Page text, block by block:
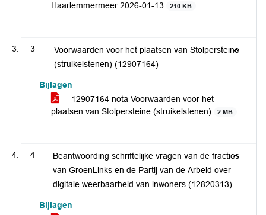
Haarlemmermeer 2026-01-13
210 KB
3
Voorwaarden voor het plaatsen van Stolpersteine
(struikelstenen) (12907164)
Bijlagen
12907164 nota Voorwaarden voor het
plaatsen van Stolpersteine (struikelstenen)
2 MB
4
Beantwoording schriftelijke vragen van de fracties
van GroenLinks en de Partij van de Arbeid over
digitale weerbaarheid van inwoners (12820313)
Bijlagen